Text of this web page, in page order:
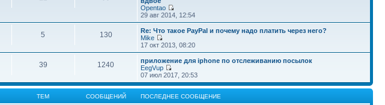
Opentao
29 авг 2014, 12:54
5 130
Re: Что такое PayPal и почему надо платить через него?
Mike
17 окт 2013, 08:20
39 1240
приложение для iphone по отслеживанию посылок
EegVup
07 июл 2017, 20:53
ТЕМ СООБЩЕНИЙ ПОСЛЕДНЕЕ СООБЩЕНИЕ